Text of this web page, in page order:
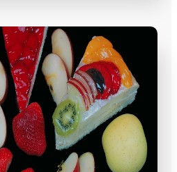
Enter your text here...